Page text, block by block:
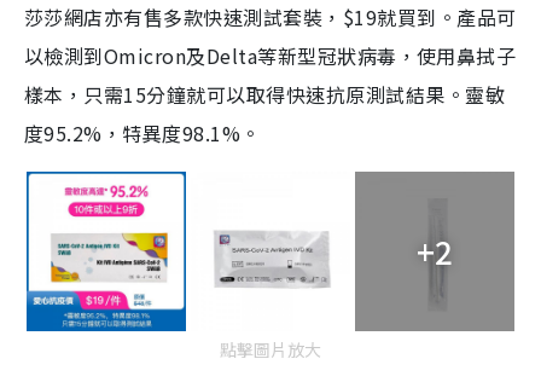
莎莎網店亦有售多款快速測試套裝，$19就買到。產品可
以檢測到Omicron及Delta等新型冠狀病毒，使用鼻拭子
樣本，只需15分鐘就可以取得快速抗原測試結果。靈敏
度95.2%，特異度98.1%。
+2
點擊圖片放大